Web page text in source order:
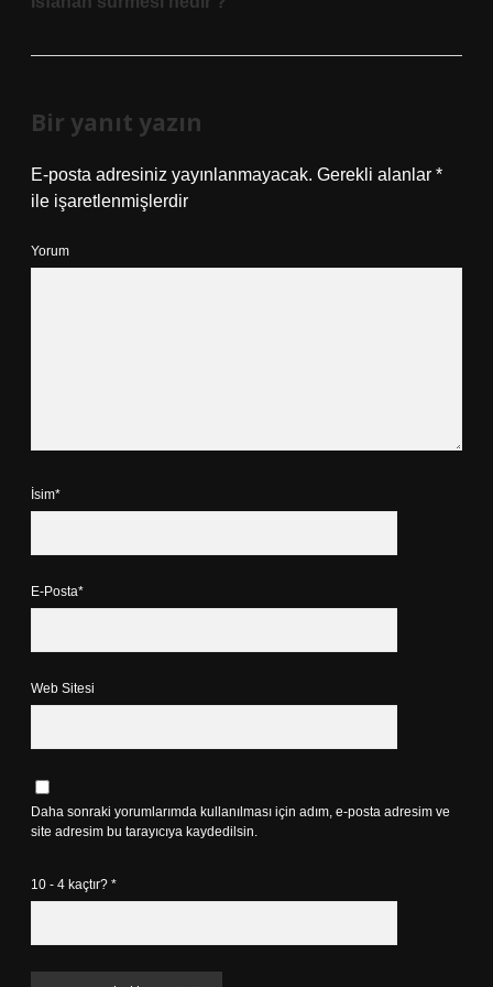
Bir yanıt yazın
E-posta adresiniz yayınlanmayacak. Gerekli alanlar *
ile işaretlenmişlerdir
Yorum
İsim*
E-Posta*
Web Sitesi
Daha sonraki yorumlarımda kullanılması için adım, e-posta adresim ve
site adresim bu tarayıcıya kaydedilsin.
10 - 4 kaçtır? *